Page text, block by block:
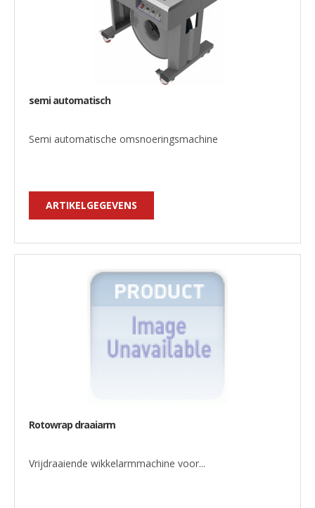
semi automatisch
Semi automatische omsnoeringsmachine
ARTIKELGEGEVENS
Rotowrap draaiarm
Vrijdraaiende wikkelarmmachine voor...